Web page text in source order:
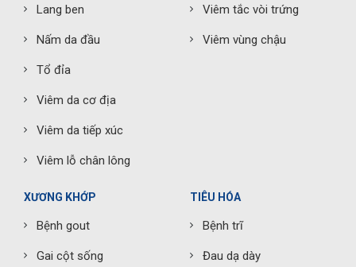
Lang ben
Nấm da đầu
Tổ đỉa
Viêm da cơ địa
Viêm da tiếp xúc
Viêm lỗ chân lông
Viêm tắc vòi trứng
Viêm vùng chậu
XƯƠNG KHỚP
Bệnh gout
Gai cột sống
TIÊU HÓA
Bệnh trĩ
Đau dạ dày